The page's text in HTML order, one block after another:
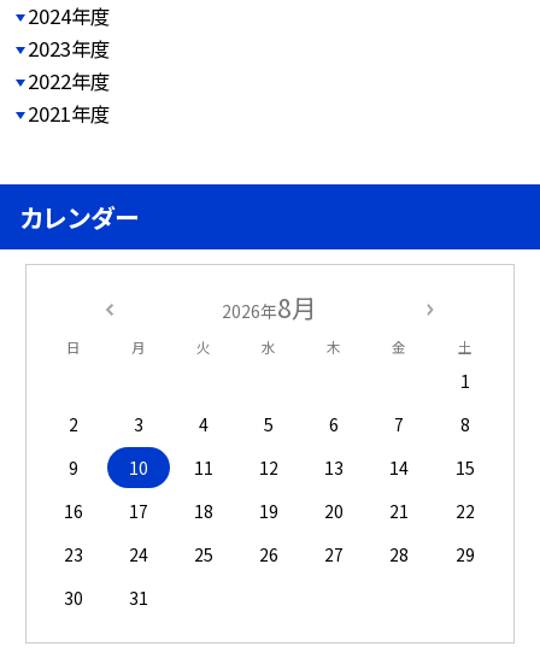
2024年度
2023年度
2022年度
2021年度
カレンダー
2026年8月
日 月 火 水 木 金 土
1
2
3 4 5 6 7
8
9
10 11 12 13 14
15
16
17 18 19 20 21
22
23
24 25 26 27 28
29
30
31